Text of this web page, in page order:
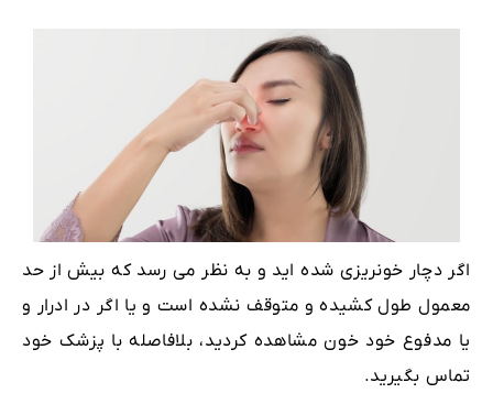
اگر دچار خونریزی شده اید و به نظر می رسد که بیش از حد
معمول طول کشیده و متوقف نشده است و یا اگر در ادرار و
یا مدفوع خود خون مشاهده کردید، بلافاصله با پزشک خود
تماس بگیرید.